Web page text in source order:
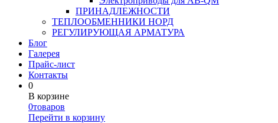
ПРИНАДЛЕЖНОСТИ
ТЕПЛООБМЕННИКИ НОРД
РЕГУЛИРУЮЩАЯ АРМАТУРА
Блог
Галерея
Прайс-лист
Контакты
0
В корзине
0товаров
Перейти в корзину